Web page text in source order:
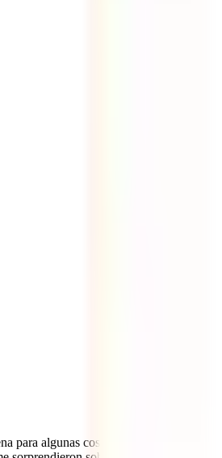
para algunas cosas. Pero cuando mi